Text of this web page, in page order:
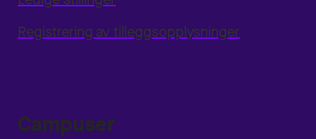
Registrering av tilleggsopplysninger
Campuser